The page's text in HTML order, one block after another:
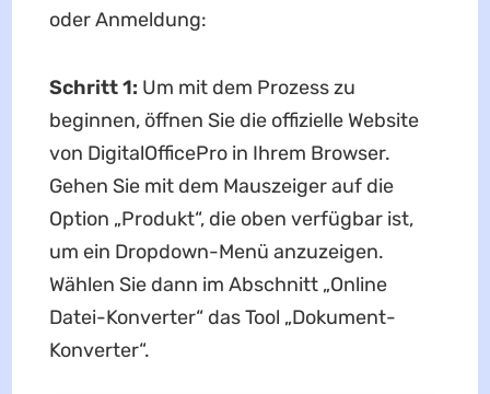
oder Anmeldung:
Schritt 1: Um mit dem Prozess zu
beginnen, öffnen Sie die offizielle Website
von DigitalOfficePro in Ihrem Browser.
Gehen Sie mit dem Mauszeiger auf die
Option „Produkt“, die oben verfügbar ist,
um ein Dropdown-Menü anzuzeigen.
Wählen Sie dann im Abschnitt „Online
Datei-Konverter“ das Tool „Dokument-
Konverter“.